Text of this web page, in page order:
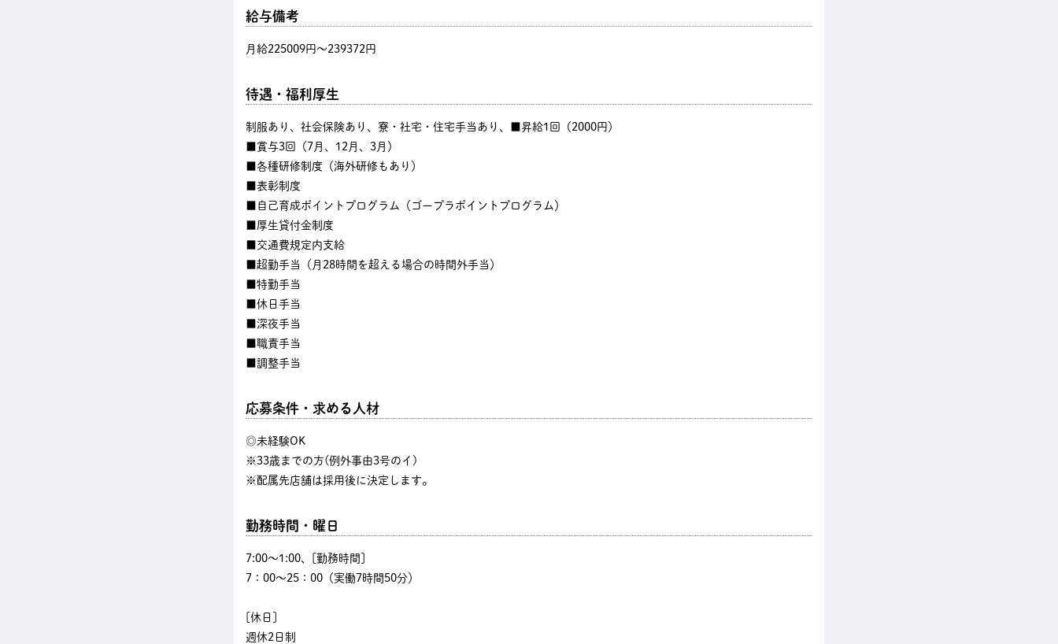
給与備考
月給225009円～239372円
待遇・福利厚生
制服あり、社会保険あり、寮・社宅・住宅手当あり、■昇給1回（2000円）
■賞与3回（7月、12月、3月）
■各種研修制度（海外研修もあり）
■表彰制度
■自己育成ポイントプログラム（ゴープラポイントプログラム）
■厚生貸付金制度
■交通費規定内支給
■超勤手当（月28時間を超える場合の時間外手当）
■特勤手当
■休日手当
■深夜手当
■職責手当
■調整手当
応募条件・求める人材
◎未経験OK
※33歳までの方(例外事由3号のイ)
※配属先店舗は採用後に決定します。
勤務時間・曜日
7:00〜1:00、[勤務時間]
7：00～25：00（実働7時間50分）
[休日]
週休2日制